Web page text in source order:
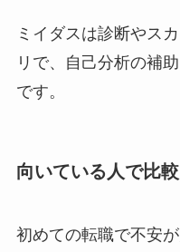
ミイダスは診断やス
リで、自己分析の補
です。
向いている人で比較
初めての転職で不安